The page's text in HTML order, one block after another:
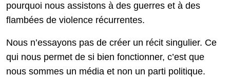
pourquoi nous assistons à des guerres et à des
flambées de violence récurrentes.
Nous n’essayons pas de créer un récit singulier. Ce
qui nous permet de si bien fonctionner, c’est que
nous sommes un média et non un parti politique.